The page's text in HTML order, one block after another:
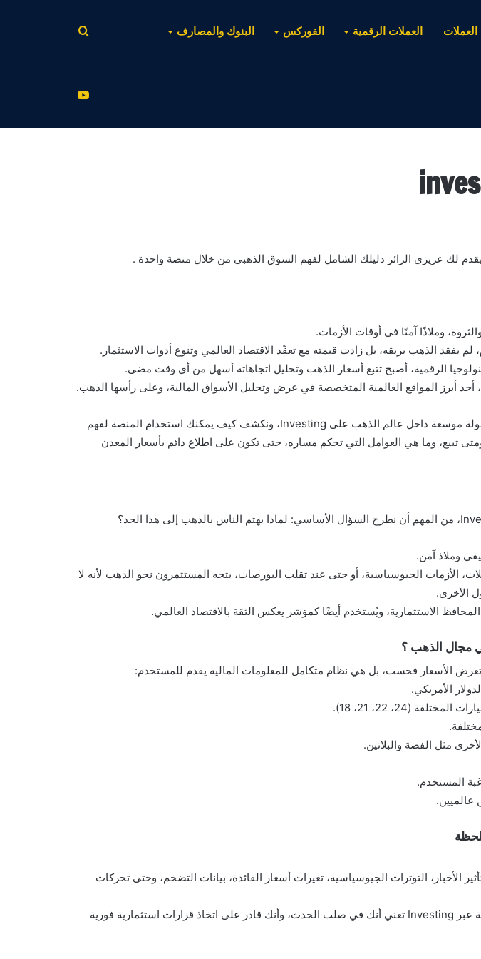
العملات العملات الرقمية الفوركس البنوك والمصارف
عن
وملاذًا آمنًا في أوقات الأزمات.
يفقد الذهب بريقه، بل زادت قيمته مع تعقّد الاقتصاد العالمي وتنوع أدوات الاستثمار.
الرقمية، أصبح تتبع أسعار الذهب وتحليل اتجاهاته أسهل من أي وقت مضى.
في هذا المقال، سنأخذك في جولة موسعة داخل عالم الذهب على Investing، ونكشف كيف يمكنك استخدام المنصة لفهم
تبيع، وما هي العوامل التي تحكم مساره، حتى تكون على اطلاع دائم بأسعار المعدن
وملاذ آمن.
الأزمات الجيوسياسية، أو حتى عند تقلب البورصات، يتجه المستثمرون نحو الذهب لأنه لا
الأخرى.
الاستثمارية، ويُستخدم أيضًا كمؤشر يعكس الثقة بالاقتصاد العالمي.
الأمريكي.
(24، 22، 21، 18).
مثل الفضة والبلاتين.
المستخدم.
عالميين.
الأخبار، التوترات الجيوسياسية، تغيرات أسعار الفائدة، بيانات التضخم، وحتى تحركات
متابعة سعر الذهب لحظة بلحظة عبر Investing تعني أنك في صلب الحدث، وأنك قادر على اتخاذ قرارات استثمارية فورية